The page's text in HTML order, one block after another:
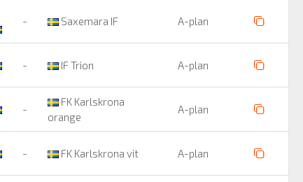
- Saxemara IF A-plan
- IF Trion A-plan
-
FK Karlskrona
orange
A-plan
- FK Karlskrona vit A-plan